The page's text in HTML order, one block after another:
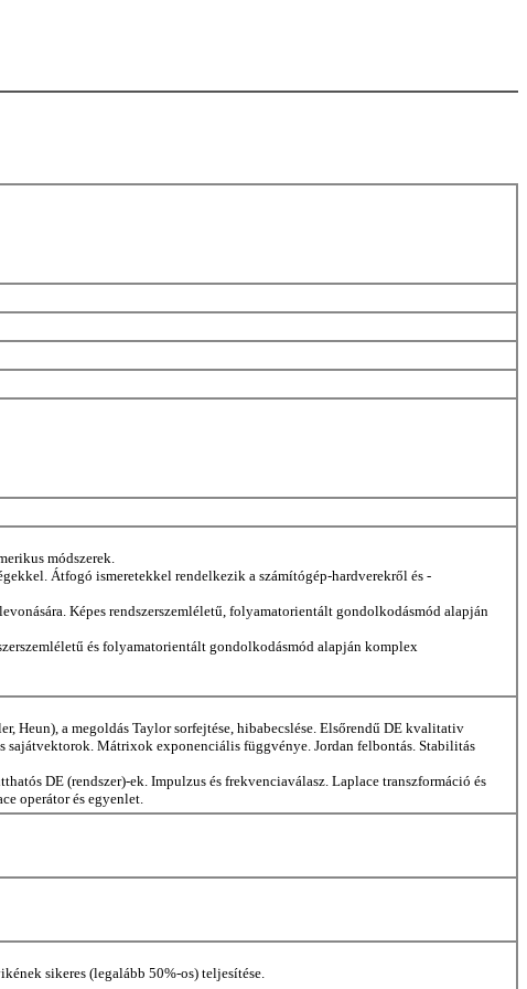
módszerek.
Átfogó ismeretekkel rendelkezik a számítógép-hardverekről és -
Képes rendszerszemléletű, folyamatorientált gondolkodásmód alapján
és folyamatorientált gondolkodásmód alapján komplex
Heun), a megoldás Taylor sorfejtése, hibabecslése. Elsőrendű DE kvalitativ
sajátvektorok. Mátrixok exponenciális függvénye. Jordan felbontás. Stabilitás
DE (rendszer)-ek. Impulzus és frekvenciaválasz. Laplace transzformáció és
operátor és egyenlet.
sikeres (legalább 50%-os) teljesítése.